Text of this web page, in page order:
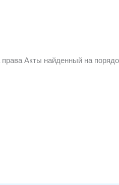
праваАкты найденный на